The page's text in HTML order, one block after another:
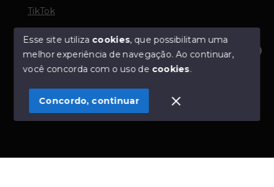
Olá! Estamos disponíveis para te ajudar.
TikTok
© Copyright 2026 - TORQUATO ∴ Corretor de Imóveis
- CRECI 42643f | 136.004f Perito Avaliador CNAI 37357
SITE PARA IMOBILIARIA
Esse site utiliza cookies, que possibilitam uma
melhor experiência de navegação.Ao continuar,
você concorda com o uso de cookies.
Concordo, continuar